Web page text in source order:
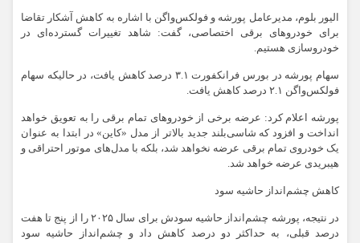
الیور بلوم، مدیرعامل پورشه و فولکس‌واگن با اشاره به کاهش آشکار تقاضا
برای خودروهای برقی اختصاصی، گفت: شاهد تغییرات گسترده‌ای در
خودروسازی هستیم.
سهام پورشه در بورس فرانکفورت ۳.۱ درصد کاهش یافت، در حالیکه سهام
فولکس‌واگن ۲.۱ درصد کاهش یافت.
پورشه اعلام کرد: عرضه برخی از خودروهای تمام برقی را به تعویق خواهد
انداخت و افزود که شاسی‌بلند جدید بالاتر از مدل «کاین» در ابتدا به عنوان
یک خودروی تمام برقی عرضه نخواهد شد، بلکه با مدل‌های موتور احتراقی و
هیبریدی عرضه خواهد شد.
کاهش چشم‌انداز حاشیه سود
در نتیجه، پورشه چشم‌انداز حاشیه سودش برای سال ۲۰۲۵ را از پنج تا هفت
درصد قبلی، به حداکثر دو درصد کاهش داد و چشم‌انداز حاشیه سود